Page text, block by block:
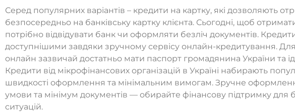
Серед популярних варіантів – кредити на картку, які дозволяють
безпосередньо на банківську картку клієнта. Сьогодні, щоб
потрібно відвідувати банк чи оформляти безліч документів.
доступнішими завдяки зручному сервісу онлайн-кредитування.
онлайн зазвичай достатньо мати паспорт громадянина України та
Кредити від мікрофінансових організацій в Україні набирають
швидкості оформлення та мінімальним вимогам. Зручне
умови та мінімум документів — обирайте фінансову підтримку для
ситуацій.